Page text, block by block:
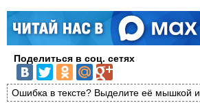
Поделиться в соц. сетях
Ошибка в тексте? Выделите её мышкой